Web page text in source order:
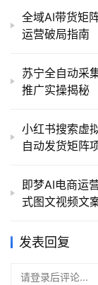
全域AI带货矩
运营破局指南
苏宁全自动采
推广实操揭秘
小红书搜索虚
自动发货矩阵
即梦AI电商运
式图文视频文
发表回复
请登录后评论...